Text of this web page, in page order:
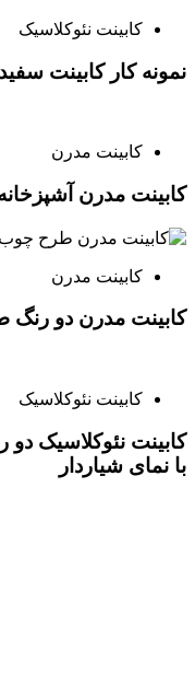
کابینت نئوکلاسیک
نمونه کار کابینت
کابینت مدرن
کابینت مدرن
کابینت مدرن
کابینت مدرن دو
کابینت نئوکلاسیک
کابینت نئوکلاسیک
با نمای شیاردار